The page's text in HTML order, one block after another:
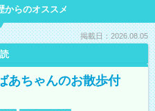
からのオススメ
掲載日：2026.08.05
あちゃんのお散歩付